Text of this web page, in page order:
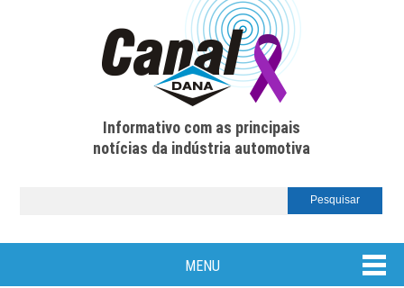
Informativo com as principais
notícias da indústria automotiva
MENU